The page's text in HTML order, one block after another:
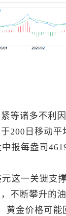
等诸多不利
200日移动
中报每盎司
这一关键支
不断攀升的
黄金价格可